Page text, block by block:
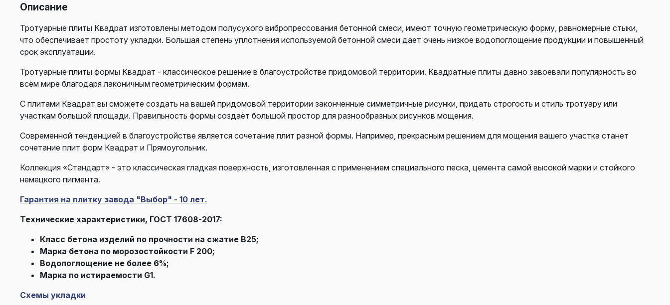
Описание
Тротуарные плиты Квадрат изготовлены методом полусухого вибропрессования бетонной смеси, имеют точную геометрическую форму, равномерные стыки,
что обеспечивает простоту укладки. Большая степень уплотнения используемой бетонной смеси дает очень низкое водопоглощение продукции и повышенный
срок эксплуатации.
Тротуарные плиты формы Квадрат - классическое решение в благоустройстве придомовой территории. Квадратные плиты давно завоевали популярность во
всём мире благодаря лаконичным геометрическим формам.
С плитами Квадрат вы сможете создать на вашей придомовой территории законченные симметричные рисунки, придать строгость и стиль тротуару или
участкам большой площади. Правильность формы создаёт большой простор для разнообразных рисунков мощения.
Современной тенденцией в благоустройстве является сочетание плит разной формы. Например, прекрасным решением для мощения вашего участка станет
сочетание плит форм Квадрат и Прямоугольник.
Коллекция «Стандарт» - это классическая гладкая поверхность, изготовленная с применением специального песка, цемента самой высокой марки и стойкого
немецкого пигмента.
Гарантия на плитку завода "Выбор" - 10 лет.
Технические характеристики, ГОСТ 17608-2017:
Класс бетона изделий по прочности на сжатие В25;
Марка бетона по морозостойкости F 200;
Водопоглощение не более 6%;
Марка по истираемости G1.
Схемы укладки